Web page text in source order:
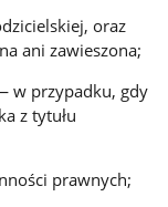
oraz
ani zawieszona;
w przypadku, gdy
z tytułu
prawnych;